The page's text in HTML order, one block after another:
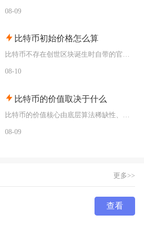
08-09
比特币初始价格怎么算
08-10
比特币的价值取决于什么
08-09
更多>>
查看